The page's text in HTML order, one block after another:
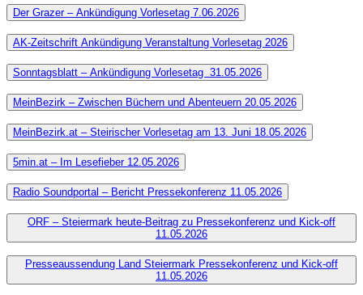
Der Grazer – Ankündigung Vorlesetag 7.06.2026
AK-Zeitschrift Ankündigung Veranstaltung Vorlesetag 2026
Sonntagsblatt – Ankündigung Vorlesetag 31.05.2026
MeinBezirk – Zwischen Büchern und Abenteuern 20.05.2026
MeinBezirk.at – Steirischer Vorlesetag am 13. Juni 18.05.2026
5min.at – Im Lesefieber 12.05.2026
Radio Soundportal – Bericht Pressekonferenz 11.05.2026
ORF – Steiermark heute-Beitrag zu Pressekonferenz und Kick-off
11.05.2026
Presseaussendung Land Steiermark Pressekonferenz und Kick-off
11.05.2026